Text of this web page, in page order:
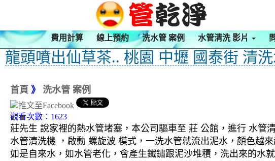
費用計算 線上預約 洗水管 案例 水管清洗 影片
龍頭噴出仙草茶.. 桃園 中壢 國泰街 清
首頁 》 洗水管 案例
觀看次數：1623
莊先生 說家裡的熱水管堵塞，本公司驅車至 莊 公館，進行 水管
水管清洗機 ，啟動 螺旋波 模式，一洗水管就流出泥水，顏色越
如是自來水，如水管老化，會產生鐵鏽跟泥沙堆積，洗出來的水